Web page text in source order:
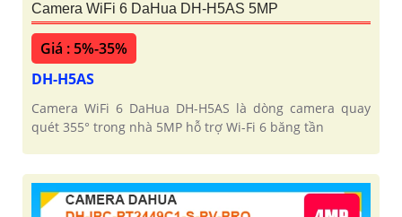
Camera WiFi 6 DaHua DH-H5AS 5MP
Giá : 5%-35%
DH-H5AS
Camera WiFi 6 DaHua DH-H5AS là dòng camera quay
quét 355° trong nhà 5MP hỗ trợ Wi-Fi 6 băng tần